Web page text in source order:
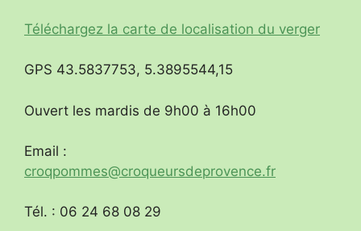
Téléchargez la carte de localisation du verger
GPS 43.5837753, 5.3895544,15
Ouvert les mardis de 9h00 à 16h00
Email :
croqpommes@croqueursdeprovence.fr
Tél. : 06 24 68 08 29